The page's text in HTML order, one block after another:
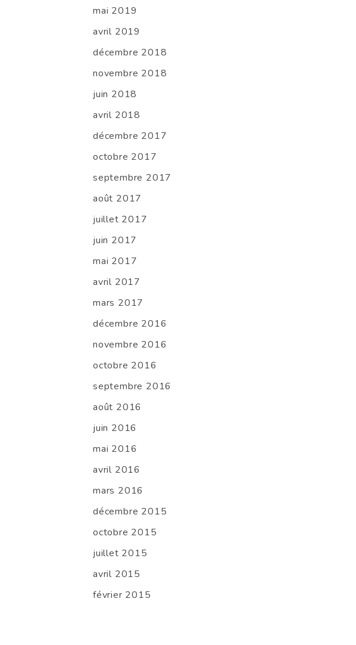
mai 2019
avril 2019
décembre 2018
novembre 2018
juin 2018
avril 2018
décembre 2017
octobre 2017
septembre 2017
août 2017
juillet 2017
juin 2017
mai 2017
avril 2017
mars 2017
décembre 2016
novembre 2016
octobre 2016
septembre 2016
août 2016
juin 2016
mai 2016
avril 2016
mars 2016
décembre 2015
octobre 2015
juillet 2015
avril 2015
février 2015